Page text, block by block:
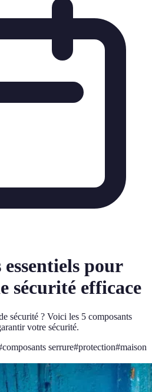
pour
sécurité efficace
sécurité ? Voici les 5 composants
votre sécurité.
composants serrure#protection#maison